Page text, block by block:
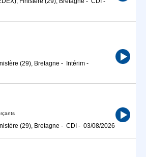
(29), Bretagne - Intérim -
(29), Bretagne - CDI - 03/08/2026